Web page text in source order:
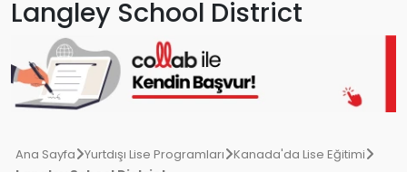
Langley School District
Ana Sayfa Yurtdışı Lise Programları Kanada'da Lise Eğitimi